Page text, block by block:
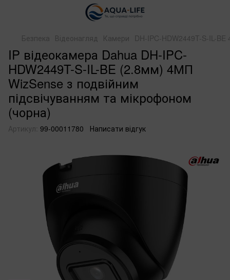
Безпека Відеонагляд Камери DH-IPC-HDW2449T-S-IL-
IP відеокамера Dahua DH-IPC-
HDW2449T-S-IL-BE (2.8мм) 4МП
WizSense з подвійним
підсвічуванням та мікрофоном
(чорна)
Артикул: 99-00011780 Написати відгук